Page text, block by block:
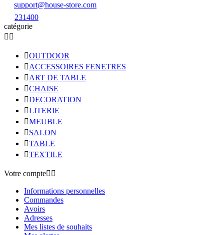
support@house-store.com
231400
catégorie
 
OUTDOOR
ACCESSOIRES FENETRES
ART DE TABLE
CHAISE
DECORATION
LITERIE
MEUBLE
SALON
TABLE
TEXTILE
Votre compte 
Informations personnelles
Commandes
Avoirs
Adresses
Mes listes de souhaits